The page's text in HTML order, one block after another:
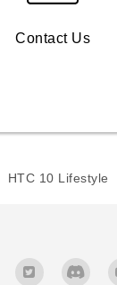
Contact Us
HTC 10 Lifestyle‎